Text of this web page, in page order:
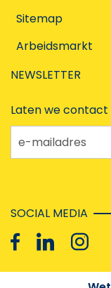
Sitemap
Arbeidsmarkt
NEWSLETTER
Laten we contact
e-mailadres
SOCIAL MEDIA